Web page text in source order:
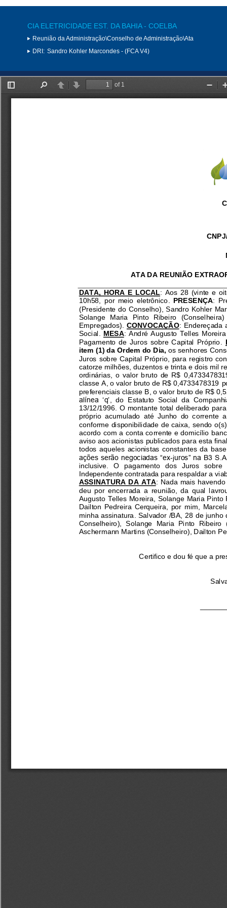
CIA ELETRICIDADE EST. DA BAHIA - COELBA
Reunião da Administração\Conselho de Administração\Ata
DRI: Sandro Kohler Marcondes - (FCA V4)